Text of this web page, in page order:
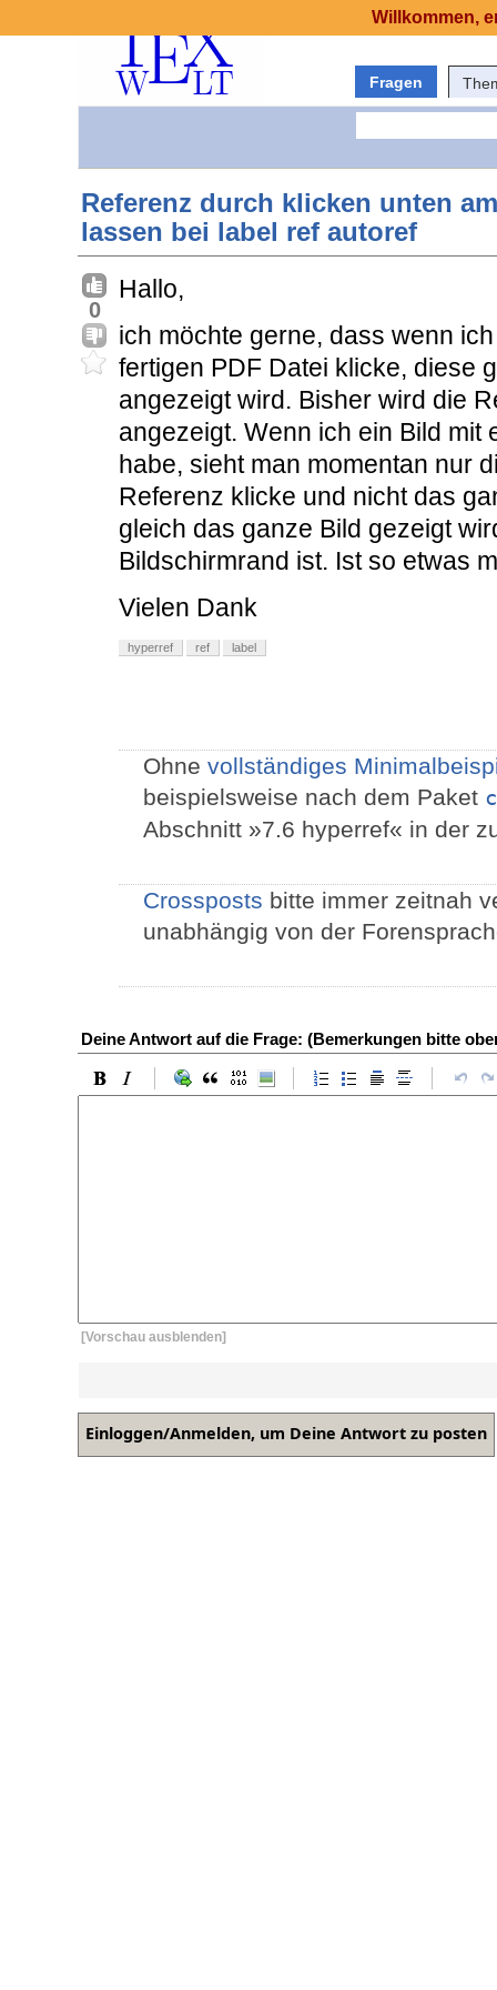
Fragen
Referenz durch klicken unten
lassen bei label ref autoref
0
Hallo,
ich möchte gerne, dass wenn
fertigen PDF Datei klicke, diese
angezeigt wird. Bisher wird die
angezeigt. Wenn ich ein Bild mit
habe, sieht man momentan nur
Referenz klicke und nicht das
gleich das ganze Bild gezeigt
Bildschirmrand ist. Ist so etwas
Vielen Dank
hyperref ref label
Ohne vollständiges
beispielsweise nach dem Paket
Abschnitt »7.6 hyperref« in der
Crossposts bitte immer zeitnah
unabhängig von der
Deine Antwort auf die Frage: (Bemerkungen bitte
[Vorschau ausblenden]
Willkommen,